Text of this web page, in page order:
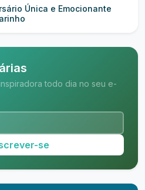
Única e Emocionante
todo dia no seu e-
se